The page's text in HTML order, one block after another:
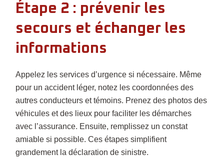
Étape 2 : prévenir les
secours et échanger les
informations
Appelez les services d’urgence si nécessaire. Même
pour un accident léger, notez les coordonnées des
autres conducteurs et témoins. Prenez des photos des
véhicules et des lieux pour faciliter les démarches
avec l’assurance. Ensuite, remplissez un constat
amiable si possible. Ces étapes simplifient
grandement la déclaration de sinistre.